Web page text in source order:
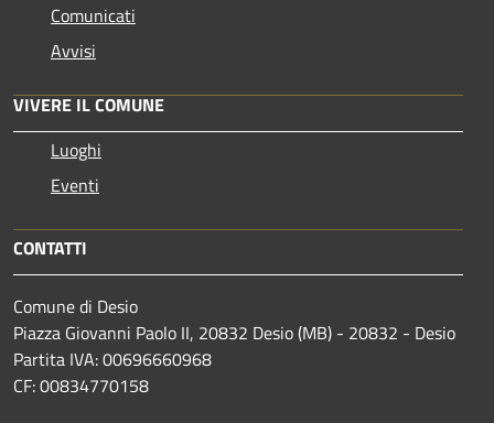
Comunicati
Avvisi
VIVERE IL COMUNE
Luoghi
Eventi
CONTATTI
Comune di Desio
Piazza Giovanni Paolo II, 20832 Desio (MB) - 20832 - Desio
Partita IVA: 00696660968
CF: 00834770158